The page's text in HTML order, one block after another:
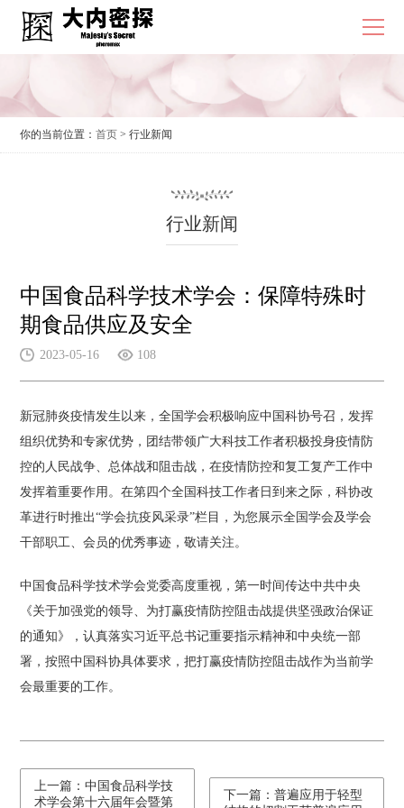
你的当前位置：首页 > 行业新闻
行业新闻
中国食品科学技术学会：保障特殊时
期食品供应及安全
2023-05-16 108
新冠肺炎疫情发生以来，全国学会积极响应中国科协号召，发挥
组织优势和专家优势，团结带领广大科技工作者积极投身疫情防
控的人民战争、总体战和阻击战，在疫情防控和复工复产工作中
发挥着重要作用。在第四个全国科技工作者日到来之际，科协改
革进行时推出“学会抗疫风采录”栏目，为您展示全国学会及学会
干部职工、会员的优秀事迹，敬请关注。
中国食品科学技术学会党委高度重视，第一时间传达中共中央
《关于加强党的领导、为打赢疫情防控阻击战提供坚强政治保证
的通知》，认真落实习近平总书记重要指示精神和中央统一部
署，按照中国科协具体要求，把打赢疫情防控阻击战作为当前学
会最重要的工作。
上一篇：中国食品科学技
术学会第十六届年会暨第
下一篇：普遍应用于轻型